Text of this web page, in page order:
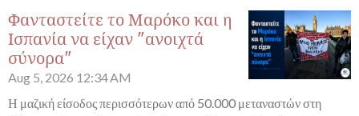
Φανταστείτε το Μαρόκο και η
Ισπανία να είχαν "ανοιχτά
σύνορα"
Aug 5, 2026 12:34 AM
Η μαζική είσοδος περισσότερων από 50.000 μεταναστών στη